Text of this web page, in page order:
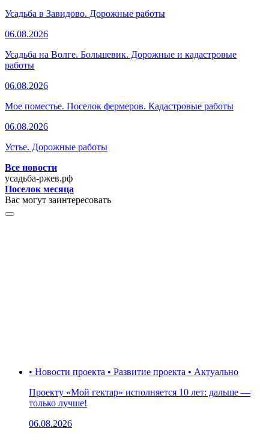
Усадьба в Завидово. Дорожные работы
06.08.2026
Усадьба на Волге. Большевик. Дорожные и кадастровые
работы
06.08.2026
Мое поместье. Поселок фермеров. Кадастровые работы
06.08.2026
Устье. Дорожные работы
Все новости
усадьба-ржев.рф
Поселок месяца
Вас могут заинтересовать
• Новости проекта • Развитие проекта • Актуально
Проекту «Мой гектар» исполняется 10 лет: дальше —
только лучше!
06.08.2026